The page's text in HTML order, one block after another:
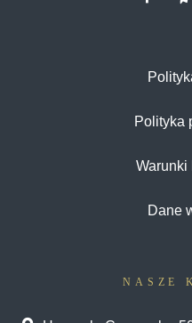
Polityka
Warunki
Dane
NASZE